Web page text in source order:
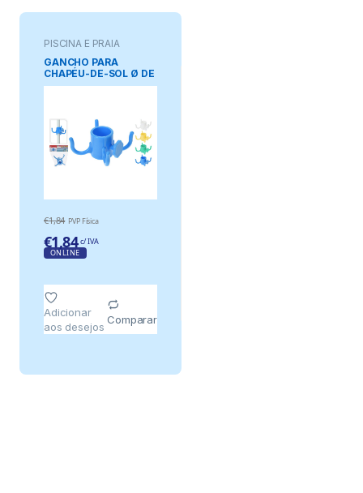
PISCINA E PRAIA
GANCHO PARA
CHAPÉU-DE-SOL Ø DE
19 A 32mm. CORES
€1,84 PVP Física
€1,84 c/ IVA
ONLINE
Adicionar
aos desejos
Comparar